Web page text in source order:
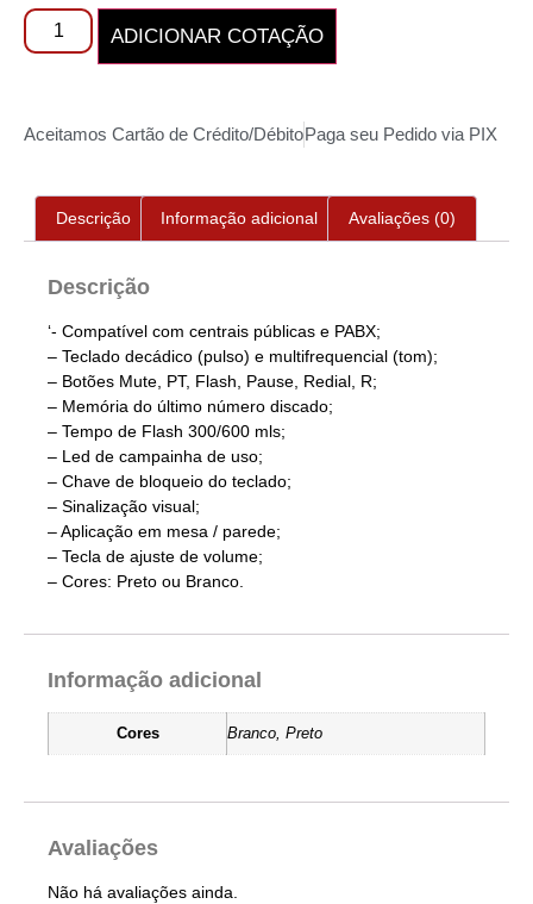
ADICIONAR COTAÇÃO
Aceitamos Cartão de Crédito/DébitoPaga seu Pedido via PIX
Descrição Informação adicional Avaliações (0)
Descrição
‘- Compatível com centrais públicas e PABX;
– Teclado decádico (pulso) e multifrequencial (tom);
– Botões Mute, PT, Flash, Pause, Redial, R;
– Memória do último número discado;
– Tempo de Flash 300/600 mls;
– Led de campainha de uso;
– Chave de bloqueio do teclado;
– Sinalização visual;
– Aplicação em mesa / parede;
– Tecla de ajuste de volume;
– Cores: Preto ou Branco.
Informação adicional
Cores Branco, Preto
Avaliações
Não há avaliações ainda.